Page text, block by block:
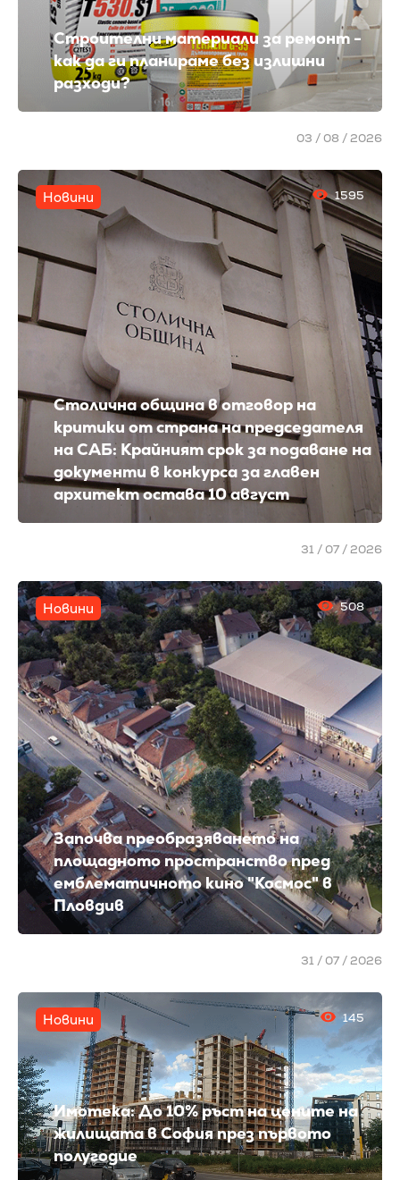
Строителни материали за ремонт -
как да ги планираме без излишни
разходи?
03 / 08 / 2026
Столична община в отговор на
критики от страна на председателя
на САБ: Крайният срок за подаване на
документи в конкурса за главен
архитект остава 10 август
Новини 1595
31 / 07 / 2026
Започва преобразяването на
площадното пространство пред
емблематичното кино "Космос" в
Пловдив
Новини 508
31 / 07 / 2026
Имотека: До 10% ръст на цените на
жилищата в София през първото
полугодие
Новини 145